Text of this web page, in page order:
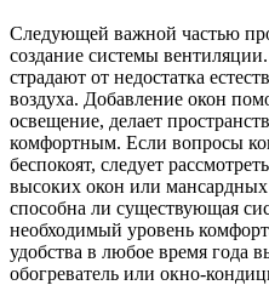
Следующей важной частью
создание системы
страдают от недостатка
воздуха. Добавление окон
освещение, делает
комфортным. Если вопросы
беспокоят, следует
высоких окон или
способна ли существующая
необходимый уровень
удобства в любое время года
обогреватель или окно-